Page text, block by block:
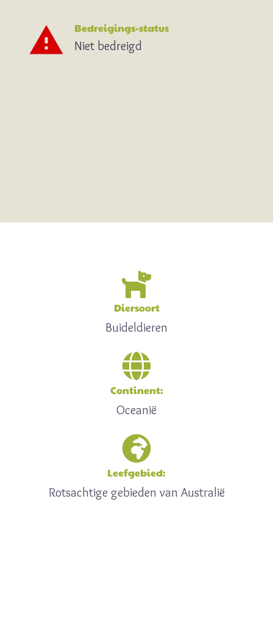
Bedreigings-status
Niet bedreigd
Diersoort
Buideldieren
Continent:
Oceanië
Leefgebied:
Rotsachtige gebieden van Australië